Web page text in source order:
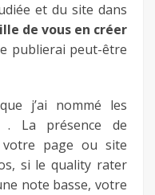
et du site dans
de vous en créer
publierai peut-être
j’ai nommé les
. La présence de
page ou site
si le quality rater
note basse, votre